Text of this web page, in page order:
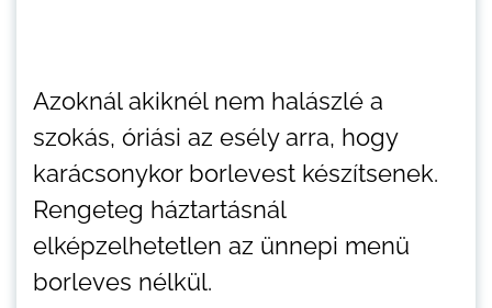
Azoknál akiknél nem halászlé a
szokás, óriási az esély arra, hogy
karácsonykor borlevest készítsenek.
Rengeteg háztartásnál
elképzelhetetlen az ünnepi menü
borleves nélkül.